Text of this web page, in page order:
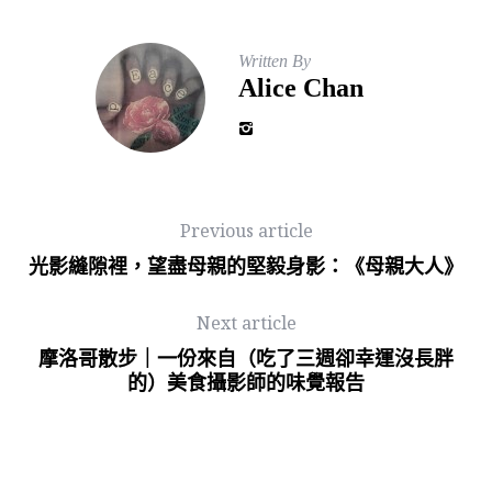
Written By
Alice Chan
Previous article
光影縫隙裡，望盡母親的堅毅身影：《母親大人》
Next article
摩洛哥散步｜一份來自（吃了三週卻幸運沒長胖
的）美食攝影師的味覺報告